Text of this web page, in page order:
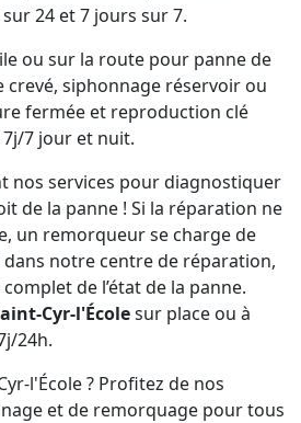
24 et 7 jours sur 7.
ou sur la route pour panne de
siphonnage réservoir ou
fermée et reproduction clé
7 jour et nuit.
nos services pour diagnostiquer
de la panne ! Si la réparation ne
un remorqueur se charge de
notre centre de réparation,
de l’état de la panne.
Cyr-l'Écolesur place ou à
24h.
l'École ? Profitez de nos
et de remorquage pour tous